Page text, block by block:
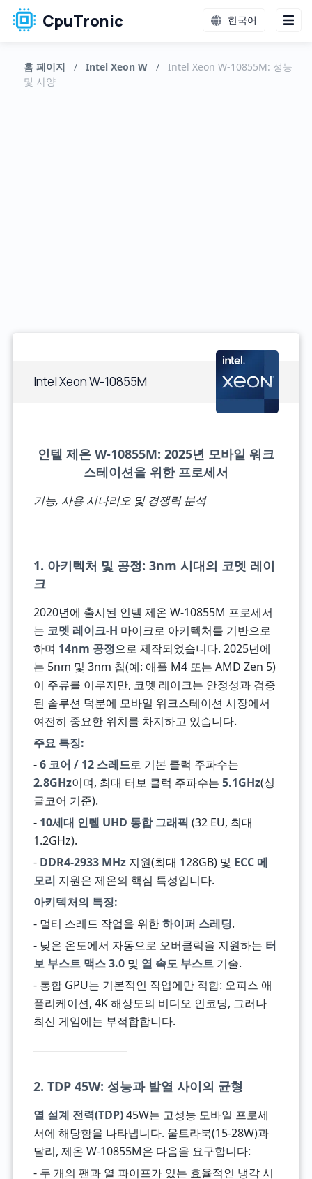
CpuTronic 한국어
홈 페이지 / Intel Xeon W /
Intel Xeon W-10855M: 성능
및 사양
Intel Xeon W-10855M
인텔 제온 W-10855M: 2025년 모바일 워크
스테이션을 위한 프로세서
기능, 사용 시나리오 및 경쟁력 분석
1. 아키텍처 및 공정: 3nm 시대의 코멧 레이
크
2020년에 출시된 인텔 제온 W-10855M 프로세서
는 코멧 레이크-H 마이크로 아키텍처를 기반으로
하며 14nm 공정으로 제작되었습니다. 2025년에
는 5nm 및 3nm 칩(예: 애플 M4 또는 AMD Zen 5)
이 주류를 이루지만, 코멧 레이크는 안정성과 검증
된 솔루션 덕분에 모바일 워크스테이션 시장에서
여전히 중요한 위치를 차지하고 있습니다.
주요 특징:
-6 코어 / 12 스레드로 기본 클럭 주파수는
2.8GHz이며, 최대 터보 클럭 주파수는 5.1GHz(싱
글코어 기준).
- 10세대 인텔 UHD 통합 그래픽 (32 EU, 최대
1.2GHz).
- DDR4-2933 MHz지원(최대 128GB) 및 ECC 메
모리 지원은 제온의 핵심 특성입니다.
아키텍처의 특징:
- 멀티 스레드 작업을 위한하이퍼 스레딩.
- 낮은 온도에서 자동으로 오버클럭을 지원하는 터
보 부스트 맥스 3.0및 열 속도 부스트기술.
- 통합 GPU는 기본적인 작업에만 적합: 오피스 애
플리케이션, 4K 해상도의 비디오 인코딩, 그러나
최신 게임에는 부적합합니다.
2. TDP 45W: 성능과 발열 사이의 균형
열 설계 전력(TDP)45W는 고성능 모바일 프로세
서에 해당함을 나타냅니다. 울트라북(15-28W)과
달리, 제온 W-10855M은 다음을 요구합니다:
- 두 개의 팬과 열 파이프가 있는 효율적인 냉각 시